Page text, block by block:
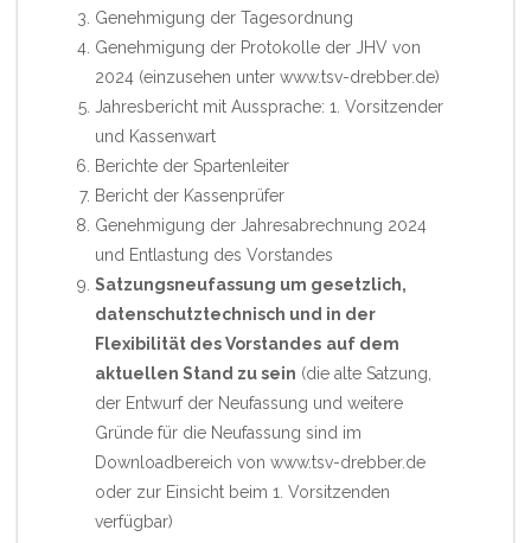
Genehmigung der Tagesordnung
Genehmigung der Protokolle der JHV von
2024 (einzusehen unter www.tsv-drebber.de)
Jahresbericht mit Aussprache: 1. Vorsitzender
und Kassenwart
Berichte der Spartenleiter
Bericht der Kassenprüfer
Genehmigung der Jahresabrechnung 2024
und Entlastung des Vorstandes
Satzungsneufassung um gesetzlich,
datenschutztechnisch und in der
Flexibilität des Vorstandes auf dem
aktuellen Stand zu sein (die alte Satzung,
der Entwurf der Neufassung und weitere
Gründe für die Neufassung sind im
Downloadbereich von www.tsv-drebber.de
oder zur Einsicht beim 1. Vorsitzenden
verfügbar)